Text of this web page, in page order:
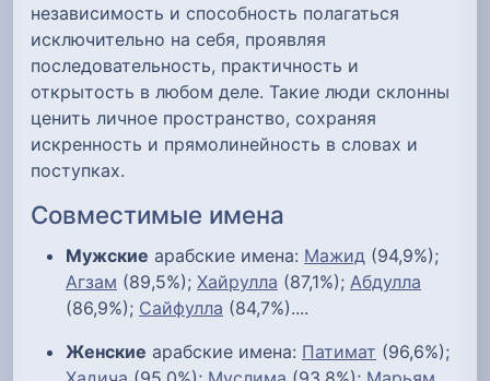
независимость и способность полагаться
исключительно на себя, проявляя
последовательность, практичность и
открытость в любом деле. Такие люди склонны
ценить личное пространство, сохраняя
искренность и прямолинейность в словах и
поступках.
Совместимые имена
Мужские арабские имена: Мажид (94,9%);
Агзам (89,5%); Хайрулла (87,1%); Абдулла
(86,9%); Сайфулла (84,7%)....
Женские арабские имена: Патимат (96,6%);